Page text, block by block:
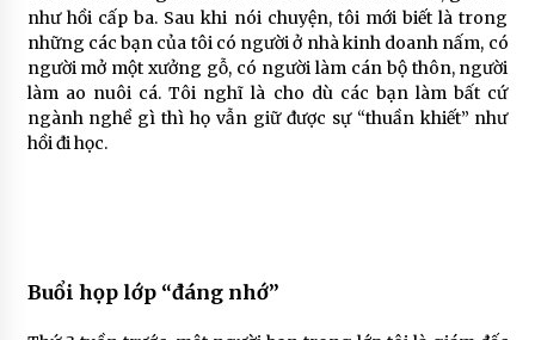
như hồi cấp ba. Sau khi nói chuyện, tôi mới biết là trong
những các bạn của tôi có người ở nhà kinh doanh nấm, có
người mở một xưởng gỗ, có người làm cán bộ thôn, người
làm ao nuôi cá. Tôi nghĩ là cho dù các bạn làm bất cứ
ngành nghề gì thì họ vẫn giữ được sự “thuần khiết” như
hồi đi học.
Buổi họp lớp “đáng nhớ”